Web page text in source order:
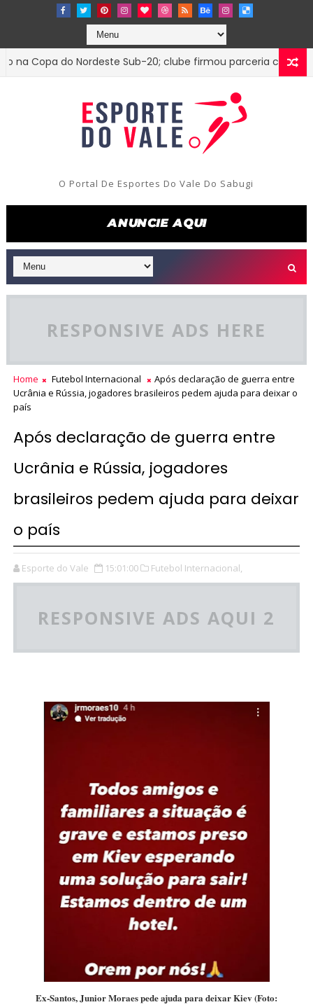
do Nordeste Sub-20; clube firmou parceria com o Treze
O Portal De Esportes Do Vale Do Sabugi
RESPONSIVE ADS HERE
Home Futebol Internacional
Após declaração de guerra entre
Ucrânia e Rússia, jogadores brasileiros pedem ajuda para deixar o
país
Após declaração de guerra entre
Ucrânia e Rússia, jogadores
brasileiros pedem ajuda para deixar
o país
Esporte do Vale 15:01:00 Futebol Internacional,
RESPONSIVE ADS AQUI 2
Ex-Santos, Junior Moraes pede ajuda para deixar Kiev (Foto: